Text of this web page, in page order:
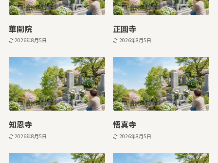
華開院
2026年8月5日
正圓寺
2026年8月5日
知恩寺
2026年8月5日
悟真寺
2026年8月5日